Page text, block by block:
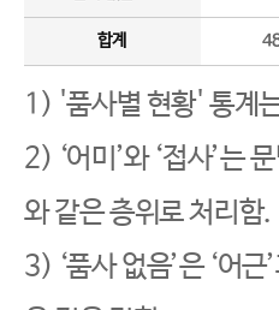
합계
1) '품사별 현황' 통계
2) ‘어미’와 ‘접사’는
와 같은 층위로 처리함.
3) ‘품사 없음’은 ‘어